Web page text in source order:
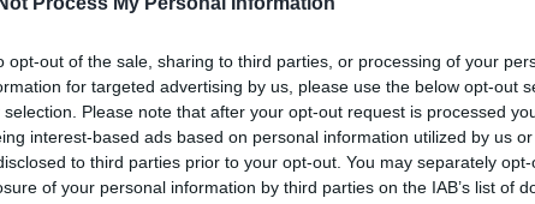
opt-out of the sale, sharing to third parties, or processing of your
for targeted advertising by us, please use the below opt-out
Please note that after your opt-out request is processed
interest-based ads based on personal information utilized by us
to third parties prior to your opt-out. You may separately
of your personal information by third parties on the IAB’s list of
(1)